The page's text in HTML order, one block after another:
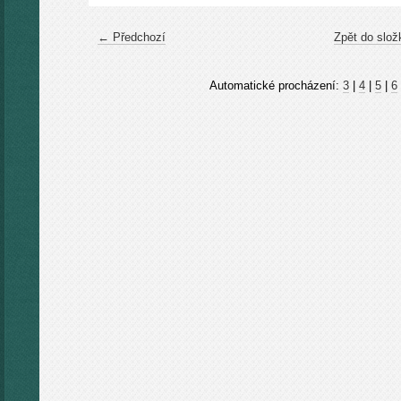
← Předchozí Zpět do
Automatické procházení: 3| 4| 5| 6